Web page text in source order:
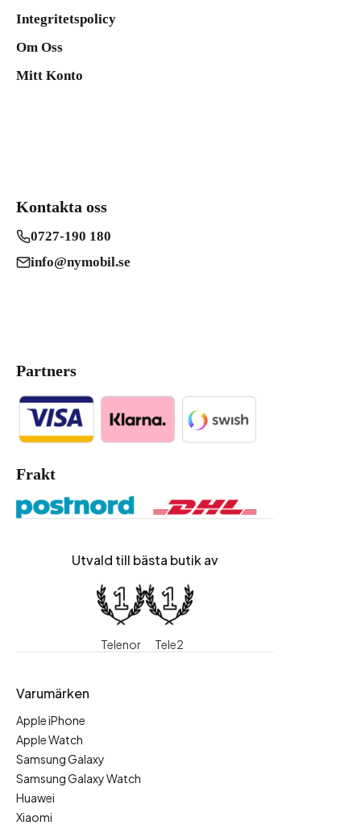
Integritetspolicy
Om Oss
Mitt Konto
Kontakta oss
0727-190 180
info@nymobil.se
Partners
Frakt
Utvald till bästa butik av
Telenor Tele2
Varumärken
Apple iPhone
Apple Watch
Samsung Galaxy
Samsung Galaxy Watch
Huawei
Xiaomi